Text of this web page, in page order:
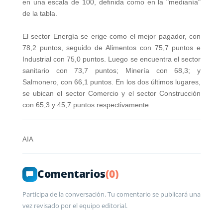
en una escala de 100, definida como en la "medianía"
de la tabla.
El sector Energía se erige como el mejor pagador, con
78,2 puntos, seguido de Alimentos con 75,7 puntos e
Industrial con 75,0 puntos. Luego se encuentra el sector
sanitario con 73,7 puntos; Minería con 68,3; y
Salmonero, con 66,1 puntos. En los dos últimos lugares,
se ubican el sector Comercio y el sector Construcción
con 65,3 y 45,7 puntos respectivamente.
AIA
Comentarios(0)
Participa de la conversación. Tu comentario se publicará una
vez revisado por el equipo editorial.